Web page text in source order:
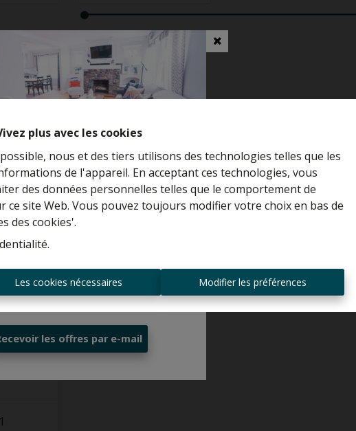
plus avec les cookies
nous et des tiers utilisons des technologies telles que les
de l'appareil. En acceptant ces technologies, vous
des données personnelles telles que le comportement de
site Web. Vous pouvez toujours modifier votre choix en bas de
des cookies'.
.
Les cookies nécessaires Modifier les préférences
1
de connaître la valeur de votre
maison ?
Estimation gratuite
être le premier informé des
nouvelles offres ?
les offres par e-mail